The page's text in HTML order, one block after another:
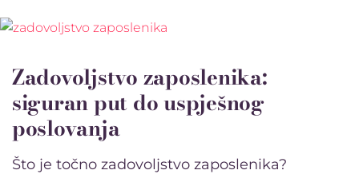
Zadovoljstvo zaposlenika:
siguran put do uspješnog
poslovanja
Što je točno zadovoljstvo zaposlenika?